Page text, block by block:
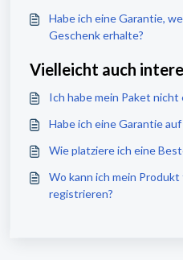
Habe ich eine Garantie,
Geschenk erhalte?
Vielleicht auch
Ich habe mein Paket nicht
Habe ich eine Garantie
Wie platziere ich eine
Wo kann ich mein
registrieren?